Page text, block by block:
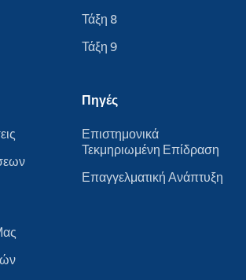
Τάξη 8
Τάξη 9
Πηγές
Επιστημονικά
Τεκμηριωμένη Επίδραση
Επαγγελματική Ανάπτυξη